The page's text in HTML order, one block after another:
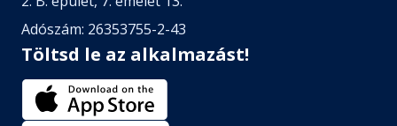
Adószám: 26353755-2-43
Töltsd le az alkalmazást!